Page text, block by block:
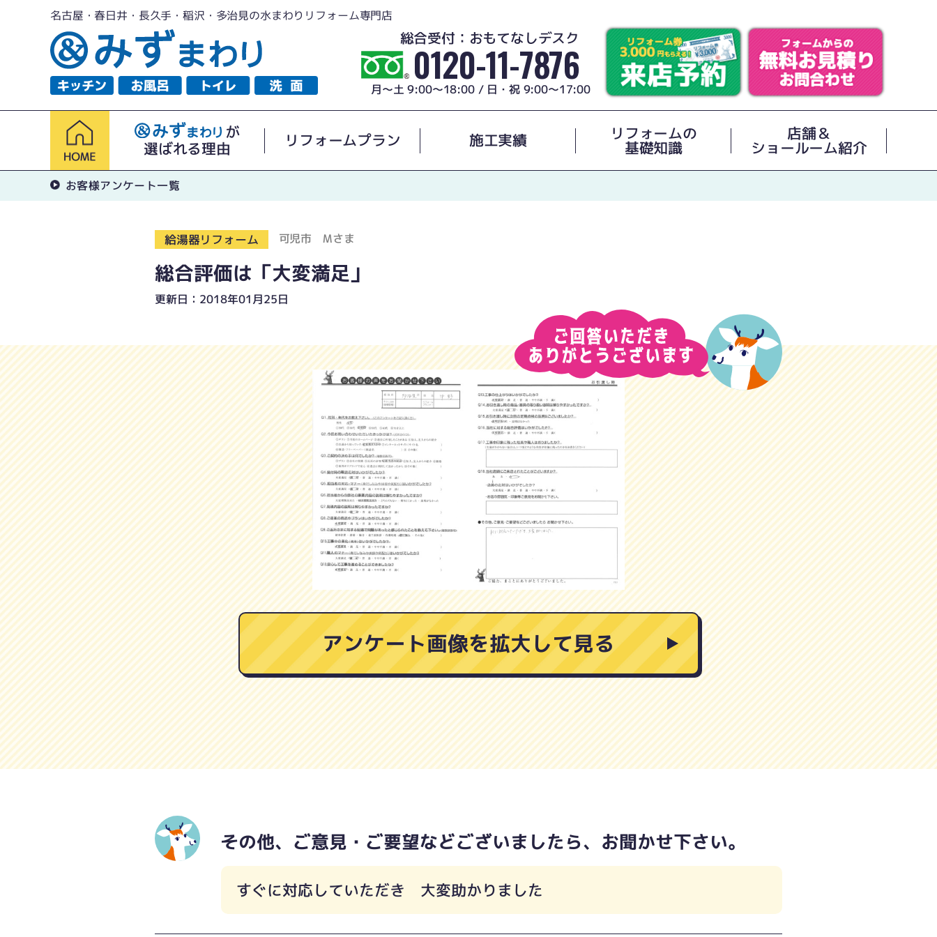
名古屋・春日井・長久手・稲沢・多治見の水まわりリフォーム専門店
総合受付：おもてなしデスク
0120-11-7876
月～土 9:00～18:00 / 日・祝 9:00～17:00
が
選ばれる理由
リフォームプラン 施工実績 リフォームの
基礎知識
店舗＆
ショールーム紹介
お客様アンケート一覧
給湯器リフォーム 可児市 Mさま
総合評価は「大変満足」
更新日：2018年01月25日
アンケート画像を拡大して見る
その他、ご意見・ご要望などございましたら、お聞かせ下さい。
すぐに対応していただき 大変助かりました